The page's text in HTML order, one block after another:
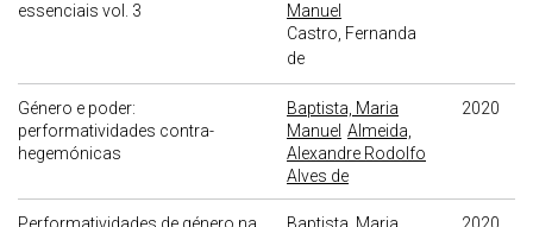
essenciais vol. 3
Manuel
Castro, Fernanda
de
Género e poder:
performatividades contra-
hegemónicas
Baptista, Maria
Manuel Almeida,
Alexandre Rodolfo
Alves de
2020